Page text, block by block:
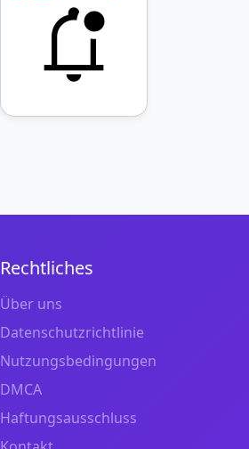
Rechtliches
Über uns
Datenschutzrichtlinie
Nutzungsbedingungen
DMCA
Haftungsausschluss